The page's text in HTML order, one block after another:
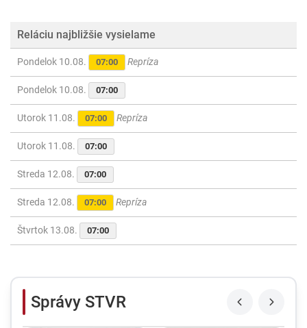
Reláciu najbližšie vysielame
Pondelok 10.08. 07:00 Repríza
Pondelok 10.08. 07:00
Utorok 11.08. 07:00 Repríza
Utorok 11.08. 07:00
Streda 12.08. 07:00
Streda 12.08. 07:00 Repríza
Štvrtok 13.08. 07:00
Správy STVR